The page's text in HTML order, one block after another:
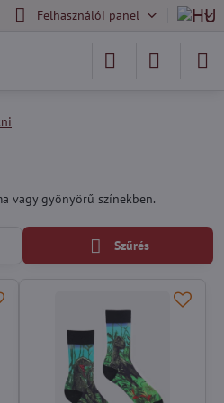
Felhasználói panel
vagy gyönyörű színekben.
Szűrés